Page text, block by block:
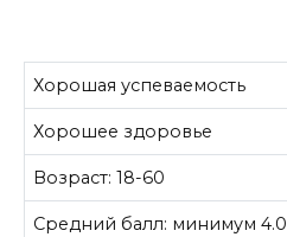
Хорошая успеваемость
Хорошее здоровье
Возраст: 18-60
Средний балл: минимум 4.0